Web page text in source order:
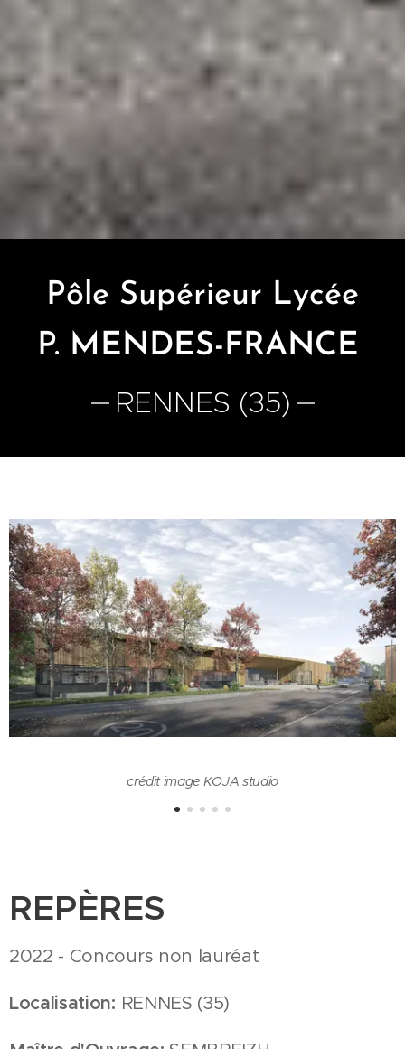
Pôle Supérieur Lycée
P. MENDES-FRANCE
RENNES (35)
crédit image KOJA studio
REPÈRES
2022 - Concours non lauréat
Localisation: RENNES (35)